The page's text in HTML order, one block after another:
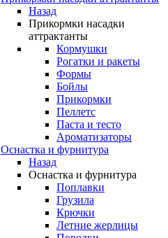
Назад
Прикормки насадки
аттрактанты
Кормушки
Рогатки и ракеты
Формы
Бойлы
Прикормки
Пеллетс
Паста и тесто
Ароматизаторы
Оснастка и фурнитура
Назад
Оснастка и фурнитура
Поплавки
Грузила
Крючки
Летние жерлицы